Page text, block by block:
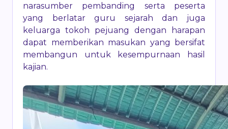
narasumber pembanding serta peserta
yang berlatar guru sejarah dan juga
keluarga tokoh pejuang dengan harapan
dapat memberikan masukan yang bersifat
membangun untuk kesempurnaan hasil
kajian.